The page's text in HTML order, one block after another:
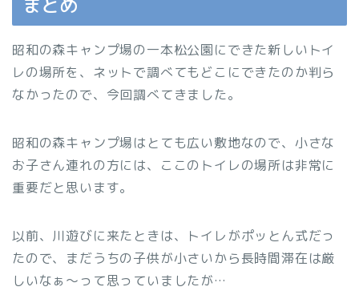
昭和の森キャンプ場の一本松公園にできた新しいトイ
レの場所を、ネットで調べてもどこにできたのか判ら
なかったので、今回調べてきました。
昭和の森キャンプ場はとても広い敷地なので、小さな
お子さん連れの方には、ここのトイレの場所は非常に
重要だと思います。
以前、川遊びに来たときは、トイレがポッとん式だっ
たので、まだうちの子供が小さいから長時間滞在は厳
しいなぁ〜って思っていましたが…